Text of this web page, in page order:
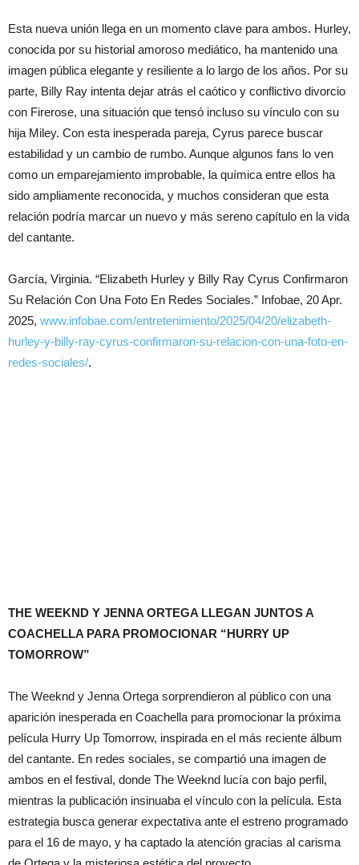
Esta nueva unión llega en un momento clave para ambos. Hurley,
conocida por su historial amoroso mediático, ha mantenido una
imagen pública elegante y resiliente a lo largo de los años. Por su
parte, Billy Ray intenta dejar atrás el caótico y conflictivo divorcio
con Firerose, una situación que tensó incluso su vínculo con su
hija Miley. Con esta inesperada pareja, Cyrus parece buscar
estabilidad y un cambio de rumbo. Aunque algunos fans lo ven
como un emparejamiento improbable, la química entre ellos ha
sido ampliamente reconocida, y muchos consideran que esta
relación podría marcar un nuevo y más sereno capítulo en la vida
del cantante.
García, Virginia. “Elizabeth Hurley y Billy Ray Cyrus Confirmaron
Su Relación Con Una Foto En Redes Sociales.” Infobae, 20 Apr.
2025, www.infobae.com/entretenimiento/2025/04/20/elizabeth-
hurley-y-billy-ray-cyrus-confirmaron-su-relacion-con-una-foto-en-
redes-sociales/.
THE WEEKND Y JENNA ORTEGA LLEGAN JUNTOS A
COACHELLA PARA PROMOCIONAR “HURRY UP
TOMORROW”
The Weeknd y Jenna Ortega sorprendieron al público con una
aparición inesperada en Coachella para promocionar la próxima
película Hurry Up Tomorrow, inspirada en el más reciente álbum
del cantante. En redes sociales, se compartió una imagen de
ambos en el festival, donde The Weeknd lucía con bajo perfil,
mientras la publicación insinuaba el vínculo con la película. Esta
estrategia busca generar expectativa ante el estreno programado
para el 16 de mayo, y ha captado la atención gracias al carisma